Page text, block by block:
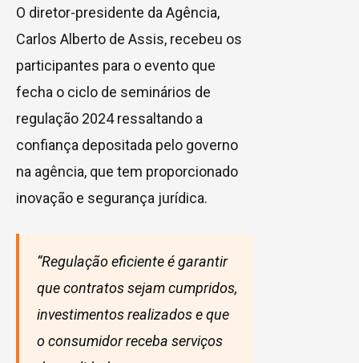
O diretor-presidente da Agência,
Carlos Alberto de Assis, recebeu os
participantes para o evento que
fecha o ciclo de seminários de
regulação 2024 ressaltando a
confiança depositada pelo governo
na agência, que tem proporcionado
inovação e segurança jurídica.
“Regulação eficiente é garantir
que contratos sejam cumpridos,
investimentos realizados e que
o consumidor receba serviços